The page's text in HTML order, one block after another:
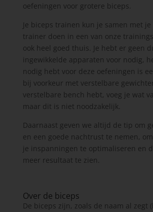
oefeningen voor grotere biceps.
Je biceps trainen kun je samen met
trainer doen in een van onze
ook heel goed thuis. Je hebt er geen
ingewikkelde apparaten voor nodig,
nodig hebt voor deze oefeningen is
bij voorkeur met verstelbare
verstelbare bench hebt, voeg je wat
maar dit is niet noodzakelijk.
Daarnaast geven we altijd de tip om
en een goede nachtrust te nemen,
je inspanningen te optimaliseren en
meer resultaat te zien.
Over de biceps
De biceps zijn, zoals de naam al zegt